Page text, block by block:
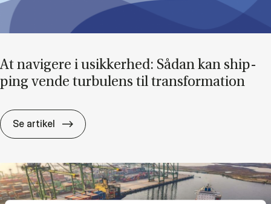
At navi­ge­re i usik­ker­hed: Så­dan kan ship­
ping ven­de tur­bu­lens til trans­for­ma­tion
Se artikel At navi­ge­re i usik­ker­hed: Så­dan kan